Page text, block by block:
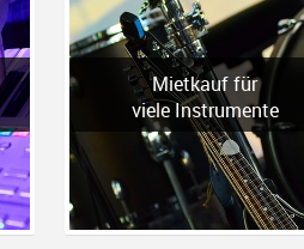
Mietkauf für
viele Instrumente